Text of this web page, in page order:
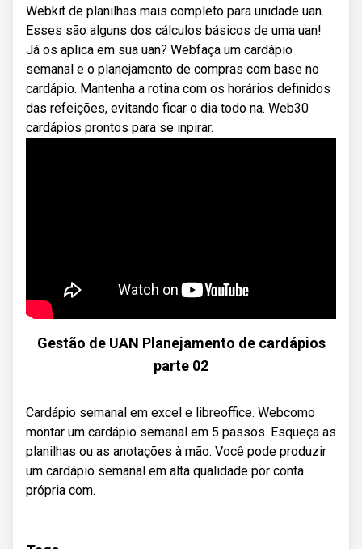
Webkit de planilhas mais completo para unidade uan.
Esses são alguns dos cálculos básicos de uma uan!
Já os aplica em sua uan? Webfaça um cardápio
semanal e o planejamento de compras com base no
cardápio. Mantenha a rotina com os horários definidos
das refeições, evitando ficar o dia todo na. Web30
cardápios prontos para se inpirar.
Gestão de UAN Planejamento de cardápios
parte 02
Cardápio semanal em excel e libreoffice. Webcomo
montar um cardápio semanal em 5 passos. Esqueça as
planilhas ou as anotações à mão. Você pode produzir
um cardápio semanal em alta qualidade por conta
própria com.